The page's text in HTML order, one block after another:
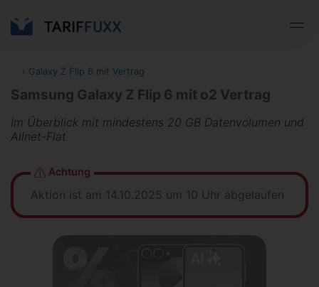
‹ Galaxy Z Flip 6 mit Vertrag
Samsung Galaxy Z Flip 6 mit o2 Vertrag
Im Überblick mit mindestens 20 GB Datenvolumen und
Allnet-Flat
Achtung
Aktion ist am 14.10.2025 um 10 Uhr abgelaufen